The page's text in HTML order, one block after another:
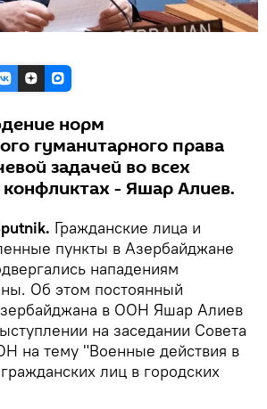
норм
гуманитарного права
задачей во всех
- Яшар Алиев.
Гражданские лица и
пункты в Азербайджане
нападениям
Об этом постоянный
в ООН Яшар Алиев
на заседании Совета
на тему "Военные действия в
лиц в городских